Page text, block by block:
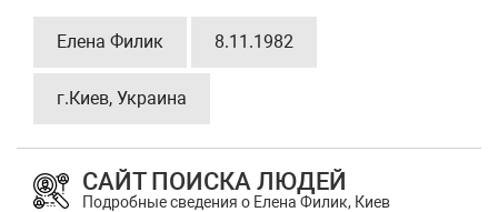
Елена Филик 8.11.1982
г.Киев, Украина
САЙТ ПОИСКА ЛЮДЕЙ
Подробные сведения о Елена Филик, Киев